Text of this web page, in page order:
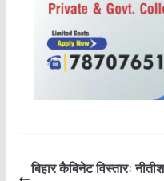
बिहार कैबिनेट विस्तारः